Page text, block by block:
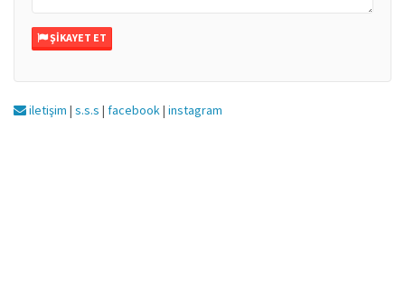
ŞIKAYET ET
iletişim | s.s.s | facebook| instagram